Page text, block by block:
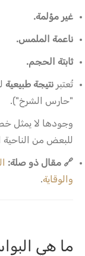
غير مؤلمة.
ناعمة الملمس.
ثابتة الحجم.
تُعتبر نتيجة طبيعية
"حارس الشرخ").
وجودها لا يمثل
للبعض من الناحية
🔗 مقال ذو صلة:
والوقاية.
ما هي